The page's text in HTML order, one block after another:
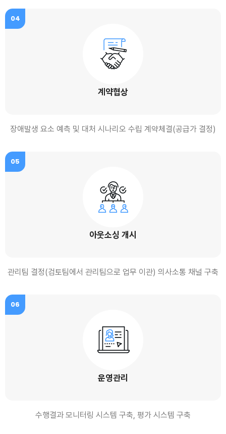
04
계약협상
장애발생 요소 예측 및 대처 시나리오 수립 계약체결(공급가 결정)
05
아웃소싱 개시
관리팀 결정(검토팀에서 관리팀으로 업무 이관) 의사소통 채널 구축
06
운영관리
수행결과 모니터링 시스템 구축, 평가 시스템 구축